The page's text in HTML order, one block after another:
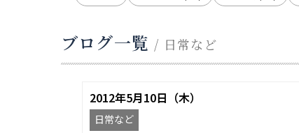
ブログ一覧 / 日常など
2012年5月10日（木）
日常など